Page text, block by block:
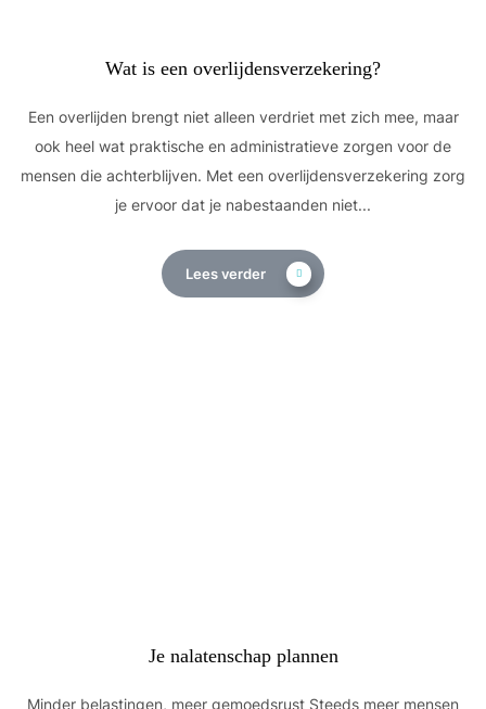
Wat is een overlijdensverzekering?
Een overlijden brengt niet alleen verdriet met zich mee, maar
ook heel wat praktische en administratieve zorgen voor de
mensen die achterblijven. Met een overlijdensverzekering zorg
je ervoor dat je nabestaanden niet...
Lees verder
Je nalatenschap plannen
Minder belastingen, meer gemoedsrust Steeds meer mensen